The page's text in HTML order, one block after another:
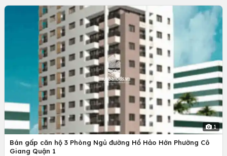
1
Bán gấp căn hộ 3 Phòng Ngủ đường Hồ Hảo Hớn Phường Cô
Giang Quận 1